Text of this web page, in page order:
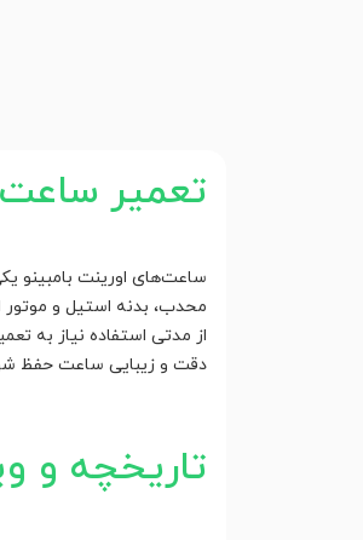
تعمیر ساعت
ساعت‌های اورینت بامبینو
محدب، بدنه استیل و موتور
از مدتی استفاده نیاز به
دقت و زیبایی ساعت حفظ
تاریخچه و